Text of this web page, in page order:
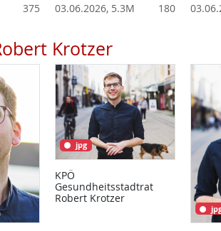
375 03.06.2026, 5.3M 180
Krotzer
jpg
KPÖ
Gesundheitsstadtrat
Robert Krotzer